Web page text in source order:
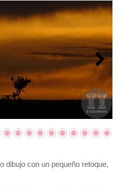
dibujo con un pequeño retoque,